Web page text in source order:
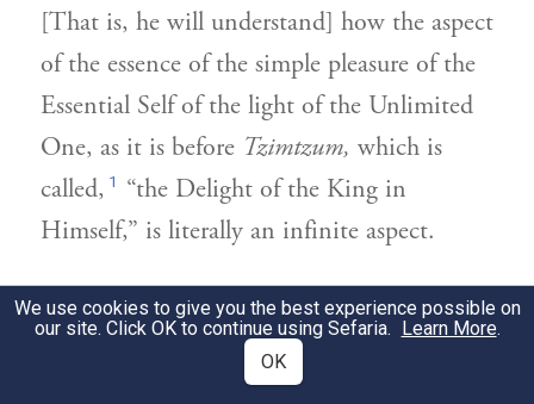
[That is, he will understand] how the aspect
of the essence of the simple pleasure of the
Essential Self of the light of the Unlimited
One, as it is before Tzimtzum, which is
called, 1 “the Delight of the King in
Himself,” is literally an infinite aspect.
וגם בעשר ספירות העצמיים שהוא כתר
ועד מלכות דאין סוף, הכל מבחינת העונג
We use cookies to give you the best experience possible on
our site. Click OK to continue using Sefaria. Learn More.
OK